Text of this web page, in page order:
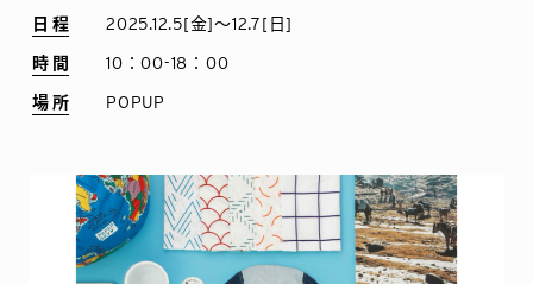
日程 2025.12.5[金]〜12.7[日]
時間 10：00-18：00
場所 POPUP